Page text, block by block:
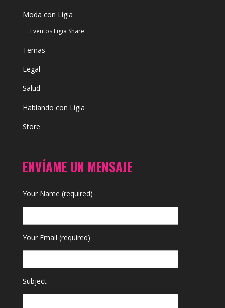
Moda con Ligia
Eventos Ligia Share
Temas
Legal
Salud
Hablando con Ligia
Store
ENVÍAME UN MENSAJE
Your Name (required)
Your Email (required)
Subject